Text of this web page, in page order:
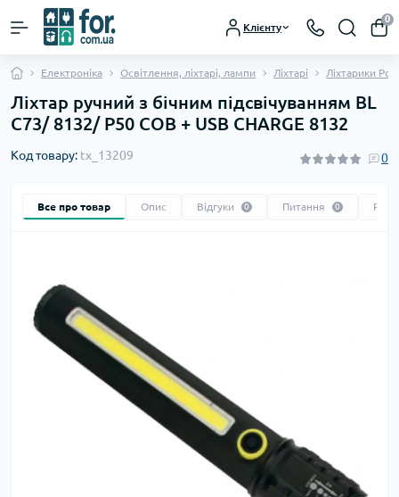
Клієнту
0
Електроніка Освітлення, ліхтарі, лампи Ліхтарі Ліхтарики
Ліхтар ручний з бічним підсвічуванням BL
C73/ 8132/ P50 COB + USB CHARGE 8132
Код товару: tx_13209 0
Все про товар Опис Відгуки 0 Питання 0